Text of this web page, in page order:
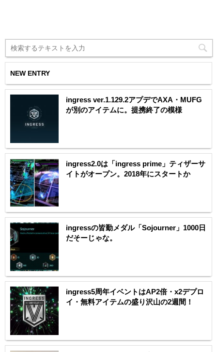
NEW ENTRY
ingress ver.1.129.2アプデでAXA・MUFG
が別のアイテムに。提携終了の模様
ingress2.0は「ingress prime」ティザーサ
イトがオープン。2018年にスタートか
ingressの皆勤メダル「Sojourner」1000日
だそーじゃな。
ingress5周年イベントはAP2倍・x2デプロ
イ・無料アイテムの盛り沢山の2週間！